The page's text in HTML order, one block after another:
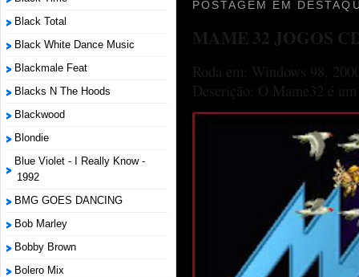
Black Total
Black White Dance Music
Blackmale Feat
Blacks N The Hoods
Blackwood
Blondie
Blue Violet - I Really Know -
1992
BMG GOES DANCING
Bob Marley
Bobby Brown
Bolero Mix
POSTAGEM EM
MAME 32 JOGOS
Roda em: Windows 98,
Descrição: O Mame32 é